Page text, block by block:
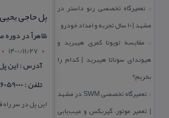
:: تعمیرگاه تخصصی رنو داستر در
مشهد | ۱۰ سال تجربه و امداد خودرو
:: مقایسه تویوتا كمری هیبرید و
هیوندای سوناتا هیبرید | كدام را
بخریم؟
::
تعمیرگاه تخصصی SWM در مشهد
| تعمیر موتور، گیربكس و عیب‌یابی
پل حاجی یحیی
ظاهراً در
1400/11/27
آدرس : این پل
تلفن : 66059000-021
این پل در سر راه